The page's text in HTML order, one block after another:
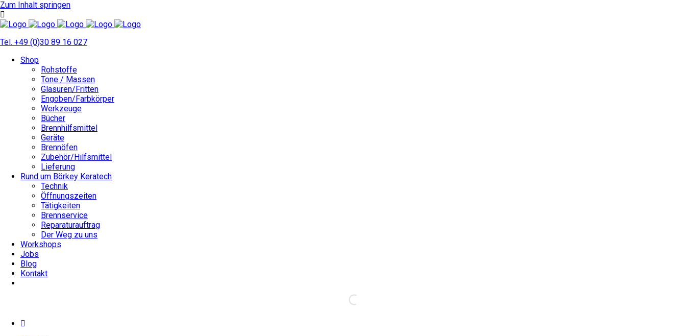
Zum Inhalt springen
Tel. +49 (0)30 89 16 027
Shop
Rohstoffe
Tone / Massen
Glasuren/Fritten
Engoben/Farbkörper
Werkzeuge
Bücher
Brennhilfsmittel
Geräte
Brennöfen
Zubehör/Hilfsmittel
Lieferung
Rund um Börkey Keratech
Technik
Öffnungszeiten
Tätigkeiten
Brennservice
Reparaturauftrag
Der Weg zu uns
Workshops
Jobs
Blog
Kontakt